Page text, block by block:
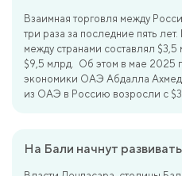
Взаимная торговля между
три раза за последние пять
между странами составлял
$9,5 млрд. Об этом в мае 2025
экономики ОАЭ Абдалла
из ОАЭ в Россию возросли с
На Бали начнут